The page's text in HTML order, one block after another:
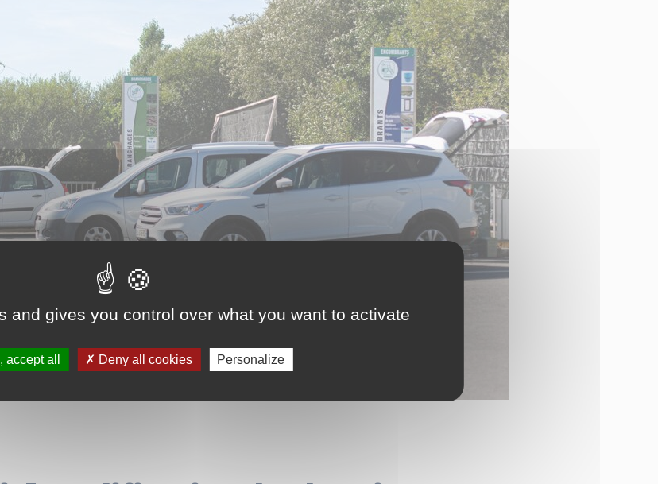
and gives you control over what you want to activate
accept all Deny all cookies Personalize